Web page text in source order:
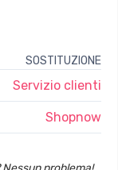
SOSTITUZIONE
Servizio clienti
Shopnow